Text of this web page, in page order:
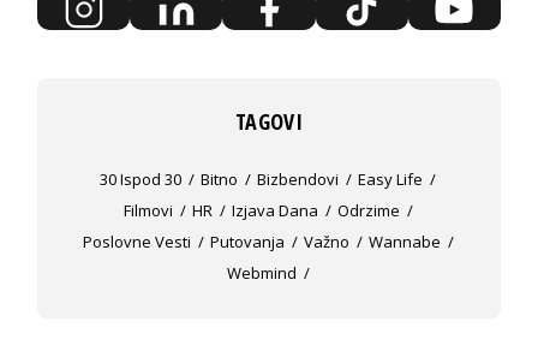
TAGOVI
30 Ispod 30 Bitno Bizbendovi
Easy Life
Filmovi
HR Izjava Dana
Odrzime
Poslovne Vesti
Putovanja Važno
Wannabe
Webmind